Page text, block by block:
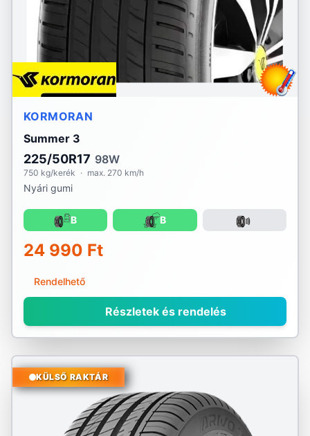
KORMORAN
Summer 3
225/50R17 98W
750 kg/kerék · max. 270 km/h
Nyári gumi
B B
24 990 Ft
Rendelhető
Részletek és rendelés
KÜLSŐ RAKTÁR